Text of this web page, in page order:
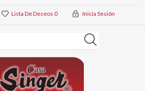
Lista De Deseos 0 Inicia Sesión